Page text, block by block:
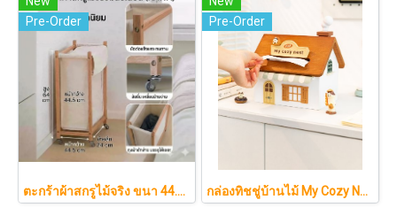
Pre-Order
ตะกร้าผ้าสกรูไม้จริง ขนา 44.5cm รุ่น KAWA Minimalist สไตล์ญี่ปุ่นเคลื่อนที่ได้ มีล้อเลื่อน (KAWA)
Pre-Order
กล่องทิชชู่บ้านไม้ My Cozy Nest สไตล์มินิมอล นอร์ดิก ของแต่งบ้านรูปบ้าน ขนมปัง เบเกอรี่ กล่องใส่กระดาษทิชชู่แบบตั้งโต๊ะ ฝาเปิดแม่เหล็ก เติมกระดาษง่าย